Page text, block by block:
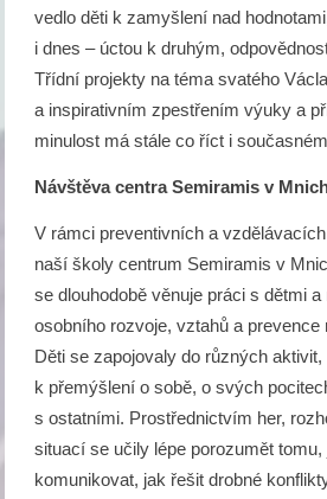
vedlo děti k zamyšlení nad
i dnes – úctou k druhým,
Třídní projekty na téma svatého
a inspirativním zpestřením výuky a
minulost má stále co říct i
Návštěva centra Semiramis v
V rámci preventivních a
naší školy centrum Semiramis v
se dlouhodobě věnuje práci s dětmi
osobního rozvoje, vztahů a prevence
Děti se zapojovaly do různých
k přemýšlení o sobě, o svých
s ostatními. Prostřednictvím her,
situací se učily lépe porozumět tomu,
komunikovat, jak řešit drobné